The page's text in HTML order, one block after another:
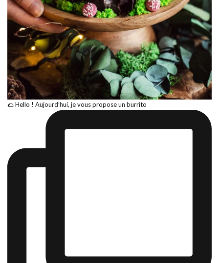
🌮 Hello ! Aujourd’hui, je vous propose un burrito